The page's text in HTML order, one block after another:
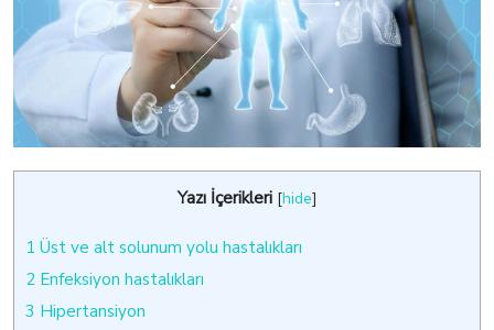
Yazı İçerikleri [hide]
1 Üst ve alt solunum yolu hastalıkları
2 Enfeksiyon hastalıkları
3 Hipertansiyon